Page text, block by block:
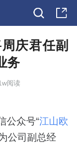
庆君任副
务
阅读
公众号“江山欧
公司副总经